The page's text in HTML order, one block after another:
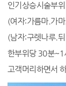
인기상승시술부위
(여자:가름마.가
(남자:구렛나루.
한부위당 30분
고객머리하면서